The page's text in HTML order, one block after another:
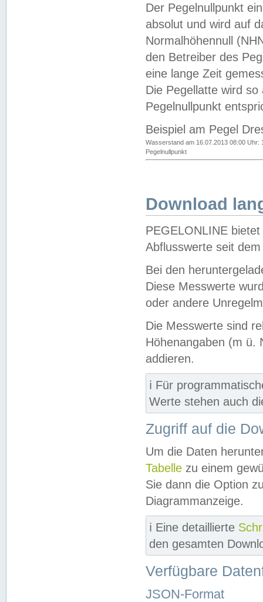
Der Pegelnullpunkt
absolut und wird auf
Normalhöhennull
den Betreiber des
eine lange Zeit
Die Pegellatte wird
Pegelnullpunkt
Beispiel am Pegel
Wasserstand am 16.07.2013 08:00 Uhr:
Pegelnullpunkt
Download
PEGELONLINE
Abflusswerte seit
Bei den
Diese Messwerte
oder andere
Die Messwerte sind
Höhenangaben (m ü.
addieren.
ℹ️ Für
Werte stehen auch
Zugriff auf die
Um die Daten
Tabelle zu einem
Sie dann die Option
Diagrammanzeige.
ℹ️ Eine detaillierte
den gesamten
Verfügbare
JSON-Format